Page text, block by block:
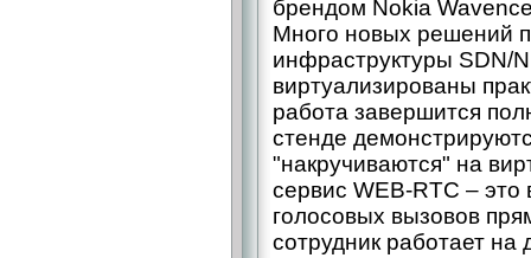
брендом Nokia
Много новых решений
инфраструктуры SDN/
виртуализированы
работа завершится
стенде
"накручиваются" на
сервис WEB-RTC –
голосовых вызовов
сотрудник работает на